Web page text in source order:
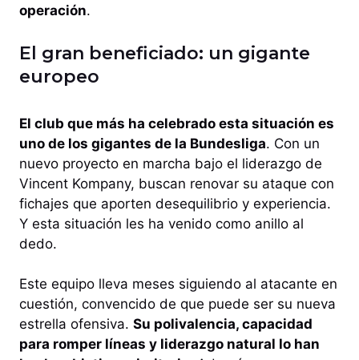
operación.
El gran beneficiado: un gigante
europeo
El club que más ha celebrado esta situación es
uno de los gigantes de la Bundesliga. Con un
nuevo proyecto en marcha bajo el liderazgo de
Vincent Kompany, buscan renovar su ataque con
fichajes que aporten desequilibrio y experiencia.
Y esta situación les ha venido como anillo al
dedo.
Este equipo lleva meses siguiendo al atacante en
cuestión, convencido de que puede ser su nueva
estrella ofensiva. Su polivalencia, capacidad
para romper líneas y liderazgo natural lo han